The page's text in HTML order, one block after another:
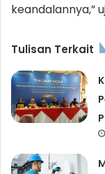
keandalannya,”
Tulisan Terkait